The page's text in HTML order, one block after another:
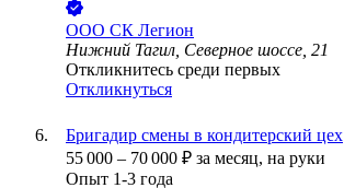
ООО СК Легион
Нижний Тагил, Северное шоссе, 21
Откликнитесь среди первых
Откликнуться
Бригадир смены в кондитерский цех
55 000 – 70 000 ₽ за месяц, на руки
Опыт 1-3 года